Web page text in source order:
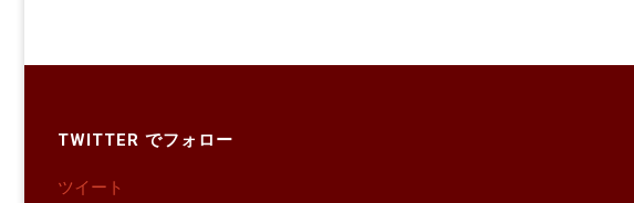
TWITTER でフォロー
ツイート